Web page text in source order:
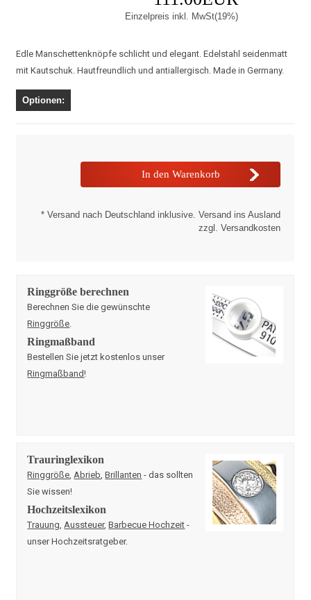
Einzelpreis inkl. MwSt(19%)
Edle Manschettenknöpfe schlicht und elegant. Edelstahl seidenmatt
mit Kautschuk. Hautfreundlich und antiallergisch. Made in Germany.
Optionen:
* Versand nach Deutschland inklusive. Versand ins Ausland
zzgl. Versandkosten
Ringgröße berechnen
Berechnen Sie die gewünschte
Ringgröße
Ringmaßband
Bestellen Sie jetzt kostenlos unser
Ringmaßband!
Trauringlexikon
Ringgröße Abrieb ,Brillanten - das sollten
Sie wissen!
Hochzeitslexikon
Trauung Aussteuer,Barbecue Hochzeit -
unser Hochzeitsratgeber.